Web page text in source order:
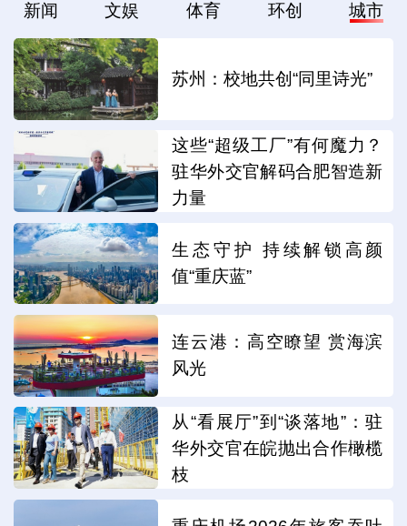
新闻 文娱 体育 环创 城市
苏州：校地共创“同里诗光”
这些“超级工厂”有何魔力？
驻华外交官解码合肥智造新
力量
生态守护 持续解锁高颜
值“重庆蓝”
连云港：高空瞭望 赏海滨
风光
从“看展厅”到“谈落地”：驻
华外交官在皖抛出合作橄榄
枝